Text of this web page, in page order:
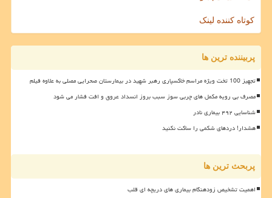
کوتاه کننده لینک
پربیننده ترین ها
تجهیز 100 تخت ویژه مراسم خاکسپاری رهبر شهید در بیمارستان صحرایی مصلی به علاوه فیلم
مصرف بی رویه مکمل های چربی سوز سبب بروز انسداد عروق و افت فشار می شود
شناسایی ۴۹۲ بیماری نادر
هشدار! دردهای شکمی را ساکت نکنید
پربحث ترین ها
اهمیت تشخیص زودهنگام بیماری های دریچه ای قلب